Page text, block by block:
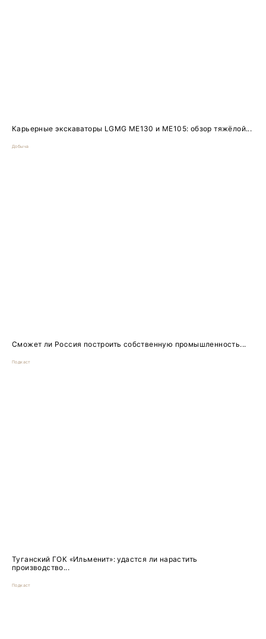
Карьерные экскаваторы LGMG ME130 и ME105: обзор тяжёлой...
Добыча
Сможет ли Россия построить собственную промышленность...
Подкаст
Туганский ГОК «Ильменит»: удастся ли нарастить
производство...
Подкаст